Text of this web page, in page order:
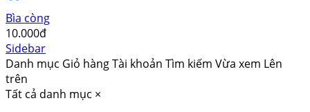
Bìa còng
10.000đ
Sidebar
Danh mục Giỏ hàngTài khoản Tìm kiếm Vừa xem Lên
trên
Tất cả danh mục ×